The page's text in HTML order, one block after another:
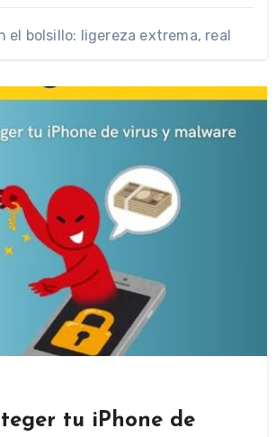
el bolsillo: ligereza extrema, real
tu iPhone de